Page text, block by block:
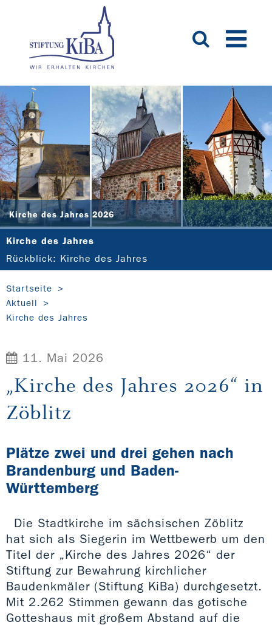
Kirche des Jahres 2026
Kirche des Jahres
Rückblick: Kirche des Jahres
Startseite
Aktuell
Kirche des Jahres
11. Mai 2026
„Kirche des Jahres 2026“ in
Zöblitz
Plätze zwei und drei gehen nach
Brandenburg und Baden-
Württemberg
Die Stadtkirche im sächsischen Zöblitz
hat sich als Siegerin im Wettbewerb um den
Titel der „Kirche des Jahres 2026“ der
Stiftung zur Bewahrung kirchlicher
Baudenkmäler (Stiftung KiBa) durchgesetzt.
Mit 2.262 Stimmen gewann das gotische
Gotteshaus mit großem Abstand auf die